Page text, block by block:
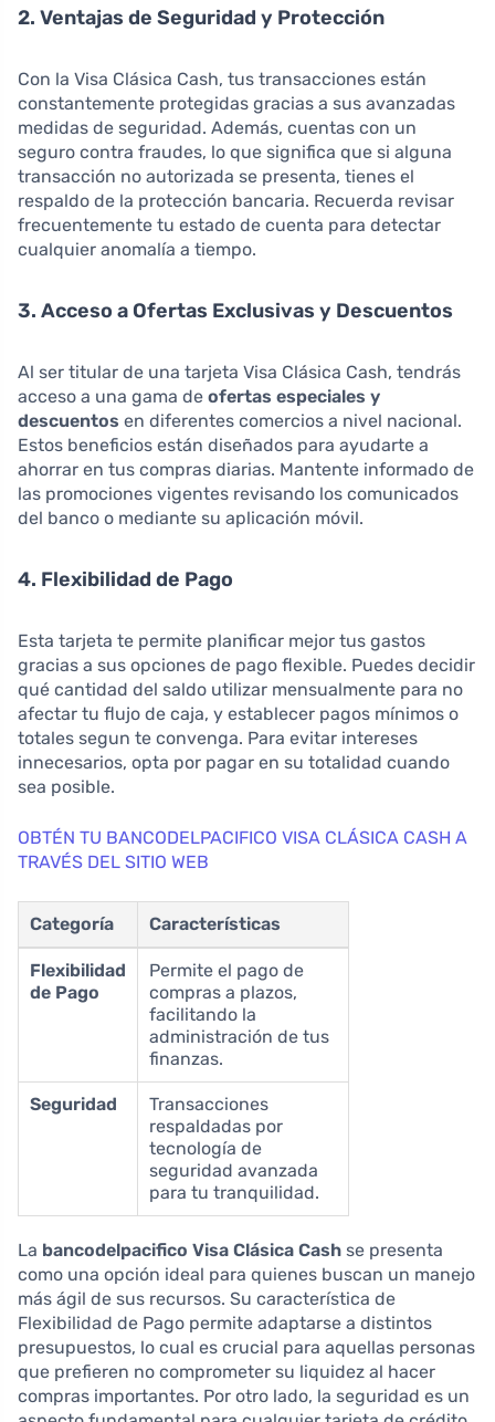
2. Ventajas de Seguridad y Protección
Con la Visa Clásica Cash, tus transacciones están
constantemente protegidas gracias a sus avanzadas
medidas de seguridad. Además, cuentas con un
seguro contra fraudes, lo que significa que si alguna
transacción no autorizada se presenta, tienes el
respaldo de la protección bancaria. Recuerda revisar
frecuentemente tu estado de cuenta para detectar
cualquier anomalía a tiempo.
3. Acceso a Ofertas Exclusivas y Descuentos
Al ser titular de una tarjeta Visa Clásica Cash, tendrás
acceso a una gama de ofertas especiales y
descuentos en diferentes comercios a nivel nacional.
Estos beneficios están diseñados para ayudarte a
ahorrar en tus compras diarias. Mantente informado de
las promociones vigentes revisando los comunicados
del banco o mediante su aplicación móvil.
4. Flexibilidad de Pago
Esta tarjeta te permite planificar mejor tus gastos
gracias a sus opciones de pago flexible. Puedes decidir
qué cantidad del saldo utilizar mensualmente para no
afectar tu flujo de caja, y establecer pagos mínimos o
totales segun te convenga. Para evitar intereses
innecesarios, opta por pagar en su totalidad cuando
sea posible.
OBTÉN TU BANCODELPACIFICO VISA CLÁSICA CASH A
TRAVÉS DEL SITIO WEB
Categoría Características
Flexibilidad
de Pago
Permite el pago de
compras a plazos,
facilitando la
administración de tus
finanzas.
Seguridad
Transacciones
respaldadas por
tecnología de
seguridad avanzada
para tu tranquilidad.
La bancodelpacifico Visa Clásica Cash se presenta
como una opción ideal para quienes buscan un manejo
más ágil de sus recursos. Su característica de
Flexibilidad de Pago permite adaptarse a distintos
presupuestos, lo cual es crucial para aquellas personas
que prefieren no comprometer su liquidez al hacer
compras importantes. Por otro lado, la seguridad es un